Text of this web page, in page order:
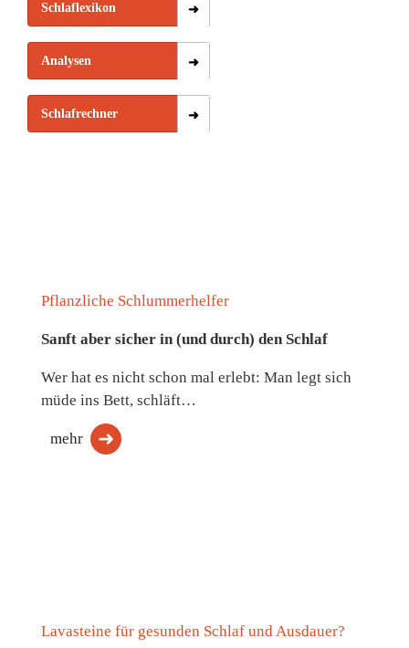
Schlaflexikon
Analysen
Schlafrechner
Pflanzliche Schlummerhelfer
Sanft aber sicher in (und durch) den Schlaf
Wer hat es nicht schon mal erlebt: Man legt sich
müde ins Bett, schläft…
mehr
Lavasteine für gesunden Schlaf und Ausdauer?